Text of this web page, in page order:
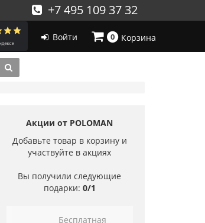
+7 495 109 37 32
Войти 0 Корзина
Акции от POLOMAN
Добавьте товар в корзину и
участвуйте в акциях
Вы получили следующие
подарки: 0/1
Бесплатная